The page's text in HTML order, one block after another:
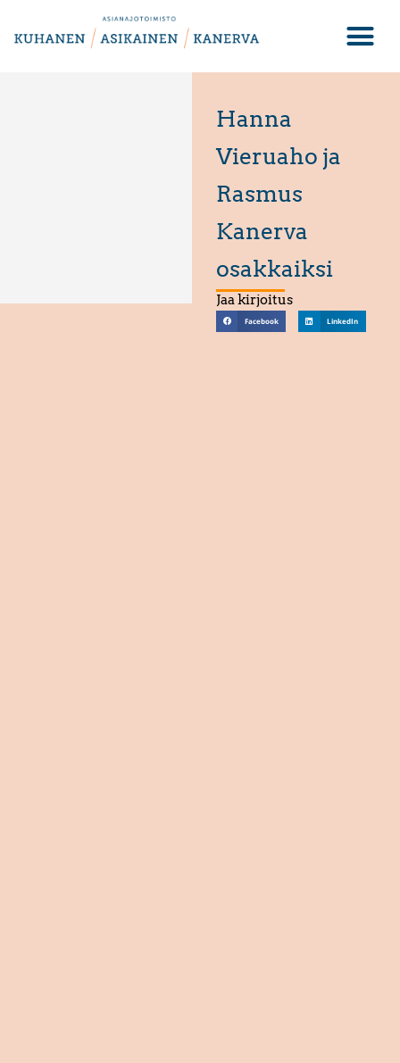
Hanna
Vieruaho ja
Rasmus
Kanerva
osakkaiksi
Jaa kirjoitus
Facebook LinkedIn